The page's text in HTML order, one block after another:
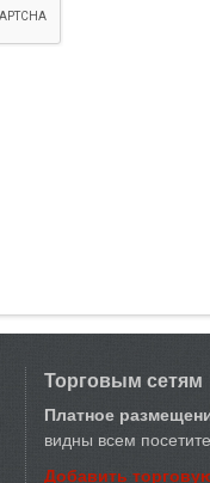
Торговым сетям
Платное
видны всем
Добавить